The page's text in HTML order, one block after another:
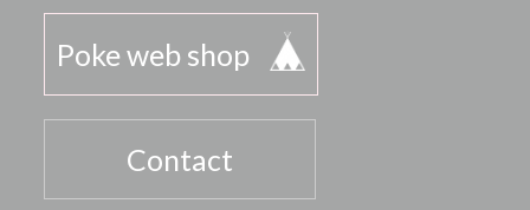
Poke web shop
Contact